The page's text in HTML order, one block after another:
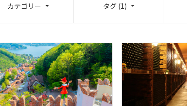
カテゴリー タグ (1)